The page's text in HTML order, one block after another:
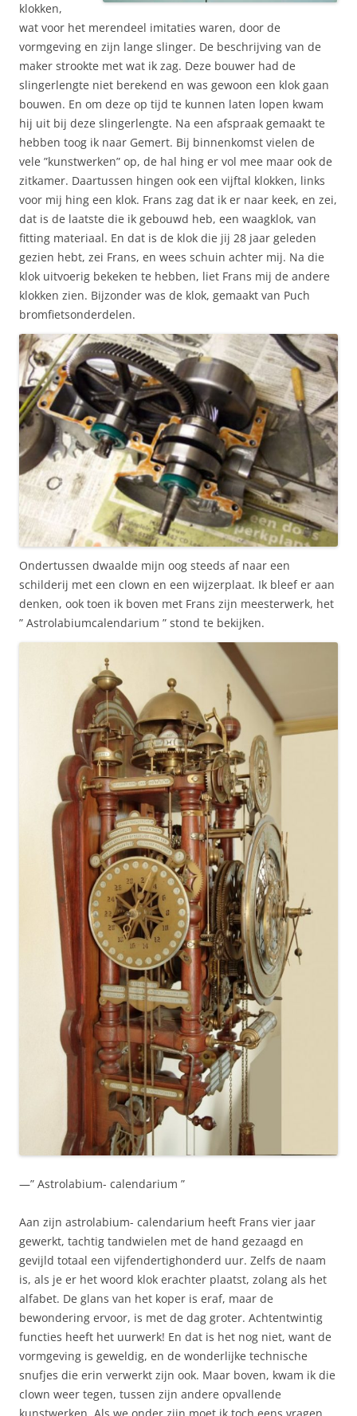
klokken,
wat voor het merendeel imitaties waren, door de
vormgeving en zijn lange slinger. De beschrijving van de
maker strookte met wat ik zag. Deze bouwer had de
slingerlengte niet berekend en was gewoon een klok gaan
bouwen. En om deze op tijd te kunnen laten lopen kwam
hij uit bij deze slingerlengte. Na een afspraak gemaakt te
hebben toog ik naar Gemert. Bij binnenkomst vielen de
vele ”kunstwerken” op, de hal hing er vol mee maar ook de
zitkamer. Daartussen hingen ook een vijftal klokken, links
voor mij hing een klok. Frans zag dat ik er naar keek, en zei,
dat is de laatste die ik gebouwd heb, een waagklok, van
fitting materiaal. En dat is de klok die jij 28 jaar geleden
gezien hebt, zei Frans, en wees schuin achter mij. Na die
klok uitvoerig bekeken te hebben, liet Frans mij de andere
klokken zien. Bijzonder was de klok, gemaakt van Puch
bromfietsonderdelen.
Ondertussen dwaalde mijn oog steeds af naar een
schilderij met een clown en een wijzerplaat. Ik bleef er aan
denken, ook toen ik boven met Frans zijn meesterwerk, het
” Astrolabiumcalendarium ” stond te bekijken.
—” Astrolabium- calendarium ”
Aan zijn astrolabium- calendarium heeft Frans vier jaar
gewerkt, tachtig tandwielen met de hand gezaagd en
gevijld totaal een vijfendertighonderd uur. Zelfs de naam
is, als je er het woord klok erachter plaatst, zolang als het
alfabet. De glans van het koper is eraf, maar de
bewondering ervoor, is met de dag groter. Achtentwintig
functies heeft het uurwerk! En dat is het nog niet, want de
vormgeving is geweldig, en de wonderlijke technische
snufjes die erin verwerkt zijn ook. Maar boven, kwam ik die
clown weer tegen, tussen zijn andere opvallende